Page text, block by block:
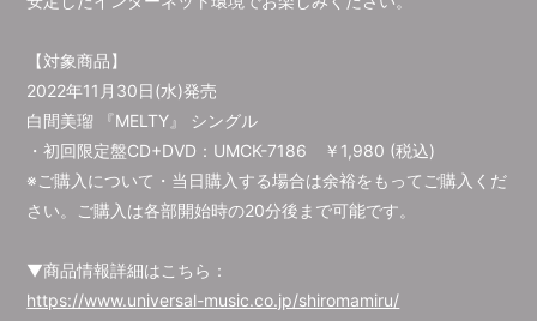
【対象商品】
2022年11月30日(水)発売
白間美瑠 『MELTY』 シングル
・初回限定盤CD+DVD：UMCK-7186 ￥1,980 (税込)
※ご購入について・当日購入する場合は余裕をもってご購入くだ
さい。ご購入は各部開始時の20分後まで可能です。
▼商品情報詳細はこちら：
https://www.universal-music.co.jp/shiromamiru/